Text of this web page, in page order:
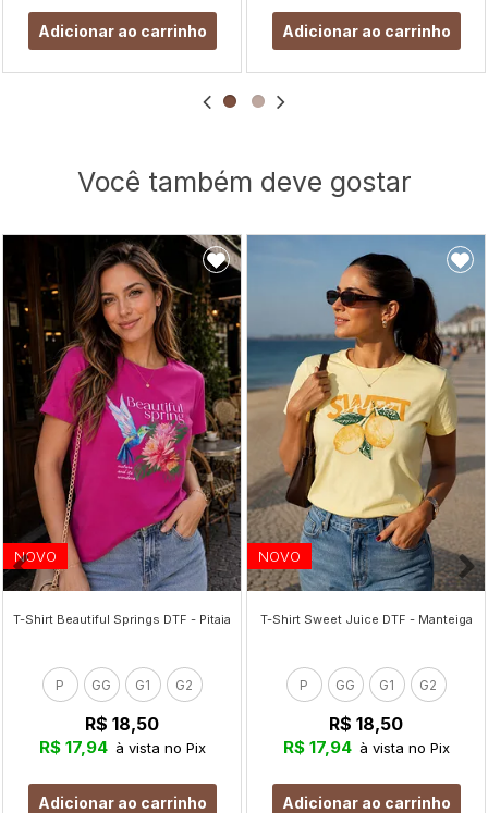
Adicionar ao carrinho Adicionar ao carrinho
Você também deve gostar
NOVO
T-Shirt Beautiful Springs DTF - Pitaia
P GG G1 G2
R$ 18,50
R$ 17,94 à vista no Pix
Adicionar ao carrinho
NOVO
T-Shirt Sweet Juice DTF - Manteiga
P GG G1 G2
R$ 18,50
R$ 17,94 à vista no Pix
Adicionar ao carrinho